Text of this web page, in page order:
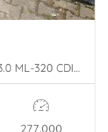
ML II (164/4JG), SUV, 2005 / 2011 3.0 ML-320 CDI 4-Matic V6 24V
277.000